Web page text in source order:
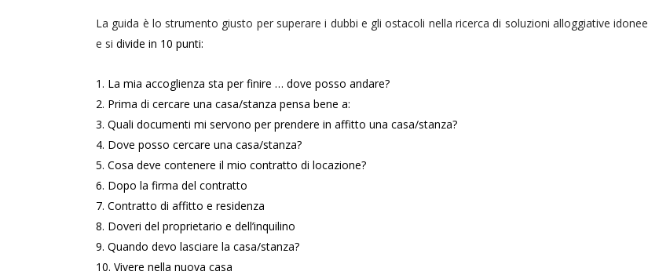
La guida è lo strumento giusto per superare i dubbi e gli ostacoli nella ricerca di soluzioni alloggiative idonee
e si divide in 10 punti:
1. La mia accoglienza sta per finire … dove posso andare?
2. Prima di cercare una casa/stanza pensa bene a:
3. Quali documenti mi servono per prendere in affitto una casa/stanza?
4. Dove posso cercare una casa/stanza?
5. Cosa deve contenere il mio contratto di locazione?
6. Dopo la firma del contratto
7. Contratto di affitto e residenza
8. Doveri del proprietario e dell’inquilino
9. Quando devo lasciare la casa/stanza?
10. Vivere nella nuova casa